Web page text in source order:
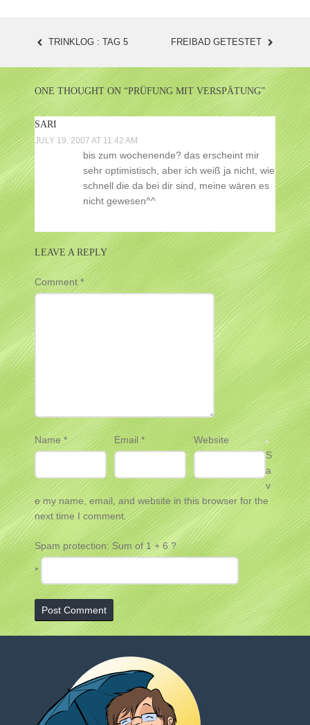
POST
NAVIGATION
TRINKLOG : TAG 5 FREIBAD GETESTET
ONE THOUGHT ON “PRÜFUNG MIT VERSPÄTUNG”
SARI
JULY 19, 2007 AT 11:42 AM
bis zum wochenende? das erscheint mir
sehr optimistisch, aber ich weiß ja nicht, wie
schnell die da bei dir sind, meine wären es
nicht gewesen^^
LEAVE A REPLY
Comment*
Name* Email*
Website
S
a
v
e my name, email, and website in this browser for the
next time I comment.
Spam protection: Sum of 1 + 6 ?
*